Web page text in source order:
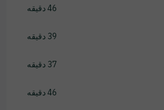
46 دقیقه
39 دقیقه
37 دقیقه
46 دقیقه